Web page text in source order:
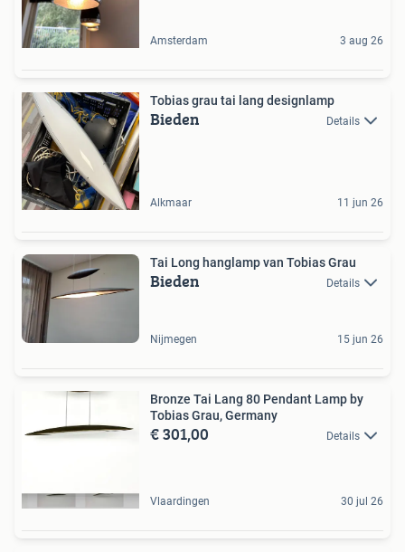
Amsterdam 3 aug 26
Tobias grau tai lang designlamp
Bieden Details
Alkmaar 11 jun 26
Tai Long hanglamp van Tobias Grau
Bieden Details
Nijmegen 15 jun 26
Bronze Tai Lang 80 Pendant Lamp by
Tobias Grau, Germany
€ 301,00 Details
Vlaardingen 30 jul 26